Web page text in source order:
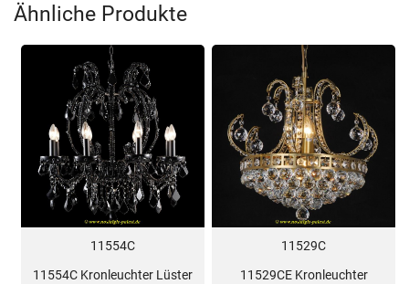
Ähnliche Produkte
11554C
11554C Kronleuchter Lüster
11529C
11529CE Kronleuchter